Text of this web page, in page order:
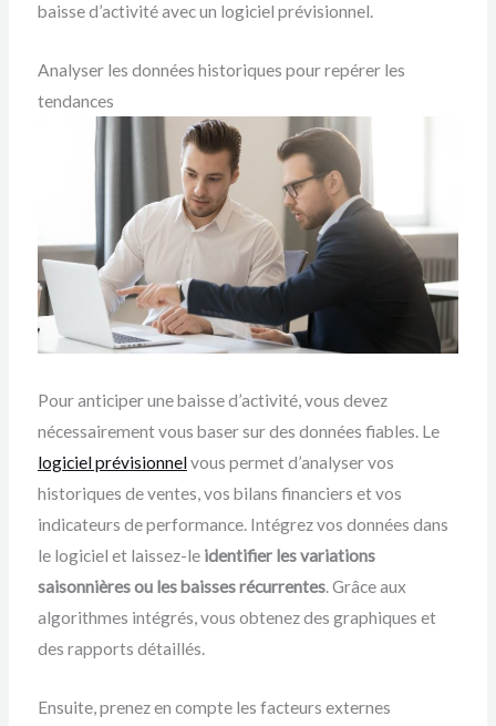
baisse d’activité avec un logiciel prévisionnel.
Analyser les données historiques pour repérer les
tendances
Pour anticiper une baisse d’activité, vous devez
nécessairement vous baser sur des données fiables. Le
logiciel prévisionnelvous permet d’analyser vos
historiques de ventes, vos bilans financiers et vos
indicateurs de performance. Intégrez vos données dans
le logiciel et laissez-le identifier les variations
saisonnières ou les baisses récurrentes. Grâce aux
algorithmes intégrés, vous obtenez des graphiques et
des rapports détaillés.
Ensuite, prenez en compte les facteurs externes